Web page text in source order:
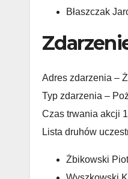
Błaszczak
Adres zdarzenia –
Typ zdarzenia –
Czas trwania akcji
Lista druhów
Żbikowski